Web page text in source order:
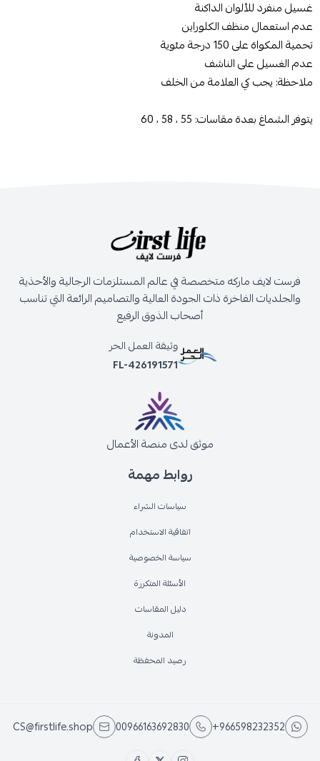
غسيل منفرد للألوان الداكنة
عدم استعمال منظف الكلوراين
تحمية المكواة على 150 درجة مئوية
عدم الغسيل على الناشف
ملاحظة: يجب كي العلامة من الخلف
يتوفر الشماغ بعدة مقاسات: 55 ، 58 ، 60
روابط مهمة
سياسات الشراء
اتفاقية الاستخدام
سياسة الخصوصية
الأسئلة المتكررة
دليل المقاسات
المدونة
رصيد المحفظة
فرست لايف ماركه متخصصة في عالم المستلزمات الرجالية والأحذية
والجلديات الفاخرة ذات الجودة العالية والتصاميم الرائعة التي تناسب
أصحاب الذوق الرفيع
وثيقة العمل الحر
FL-426191571
موثق لدى منصة الأعمال
+966598232352
00966163692830
CS@firstlife.shop